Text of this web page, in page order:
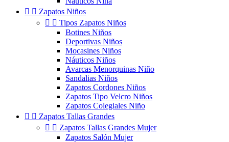
  Zapatos Niños
  Tipos Zapatos Niños
Botines Niños
Deportivas Niños
Mocasines Niños
Náuticos Niños
Avarcas Menorquinas Niño
Sandalias Niños
Zapatos Cordones Niños
Zapatos Tipo Velcro Niños
Zapatos Colegiales Niño
  Zapatos Tallas Grandes
  Zapatos Tallas Grandes Mujer
Zapatos Salón Mujer